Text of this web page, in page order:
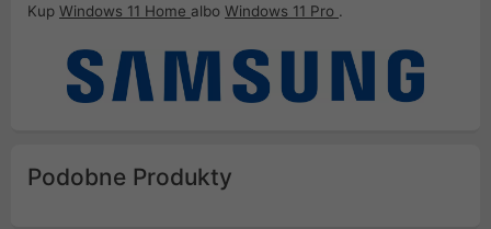
Kup Windows 11 Home albo Windows 11 Pro .
Podobne Produkty